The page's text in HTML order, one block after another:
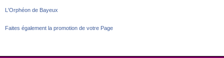
L'Orphéon de Bayeux
Faites également la promotion de votre Page